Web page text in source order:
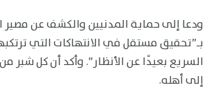
ودعا إلى حماية المدنيين والكشف عن مصير
بـ”تحقيق مستقل في الانتهاكات التي
السريع بعيدًا عن الأنظار”. وأكد أن كل شبر
إلى أهله.